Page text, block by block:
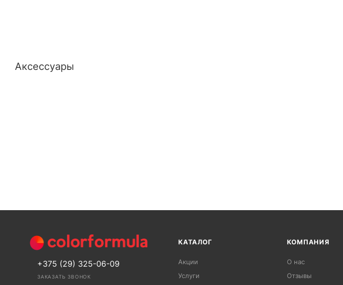
Аксессуары
+375 (29) 325-06-09
ЗАКАЗАТЬ ЗВОНОК
КАТАЛОГ
Акции
Услуги
КОМПАНИЯ
О нас
Отзывы